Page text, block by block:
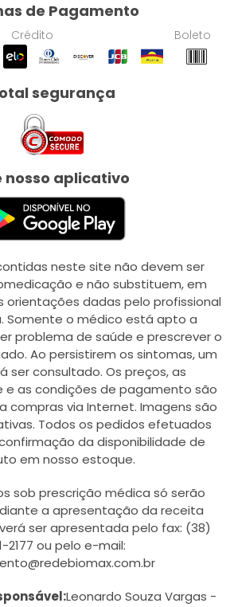
de Pagamento
Crédito Boleto
segurança
nosso aplicativo
neste site não devem ser
e não substituem, em
orientações dadas pelo profissional
Somente o médico está apto a
problema de saúde e prescrever o
Ao persistirem os sintomas, um
ser consultado. Os preços, as
e as condições de pagamento são
compras via Internet. Imagens são
Todos os pedidos efetuados
da disponibilidade de
em nosso estoque.
sob prescrição médica só serão
a apresentação da receita
ser apresentada pelo fax: (38)
2177 ou pelo e-mail:
Leonardo Souza Vargas -